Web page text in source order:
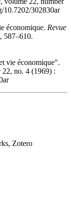
10.7202/302830ar
économique. Revue
587–610.
vie économique".
22, no. 4 (1969) :
Zotero